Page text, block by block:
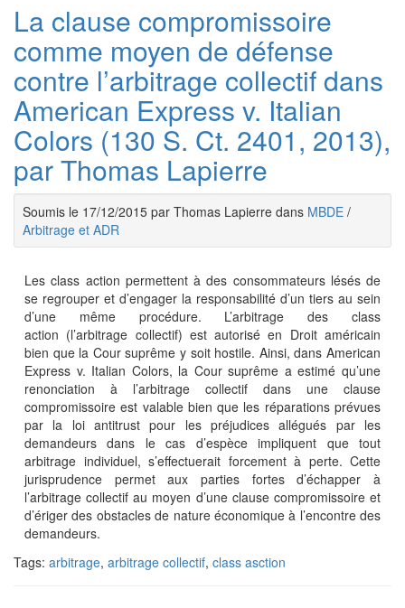
La clause compromissoire
comme moyen de défense
contre l’arbitrage collectif dans
American Express v. Italian
Colors (130 S. Ct. 2401, 2013),
par Thomas Lapierre
Soumis le 17/12/2015 par Thomas Lapierre dans MBDE /
Arbitrage et ADR
Les class action permettent à des consommateurs lésés de
se regrouper et d’engager la responsabilité d’un tiers au sein
d’une même procédure. L’arbitrage des class
action (l’arbitrage collectif) est autorisé en Droit américain
bien que la Cour suprême y soit hostile. Ainsi, dans American
Express v. Italian Colors, la Cour suprême a estimé qu’une
renonciation à l’arbitrage collectif dans une clause
compromissoire est valable bien que les réparations prévues
par la loi antitrust pour les préjudices allégués par les
demandeurs dans le cas d’espèce impliquent que tout
arbitrage individuel, s’effectuerait forcement à perte. Cette
jurisprudence permet aux parties fortes d’échapper à
l’arbitrage collectif au moyen d’une clause compromissoire et
d’ériger des obstacles de nature économique à l’encontre des
demandeurs.
Tags: arbitrage, arbitrage collectif, class asction